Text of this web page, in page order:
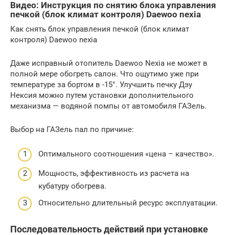
Видео: Инструкция по снятию блока управления
печкой (блок климат контроля) Daewoo nexia
Как снять блок управления печкой (блок климат
контроля) Daewoo nexia
Даже исправный отопитель Daewoo Nexia не может в
полной мере обогреть салон. Что ощутимо уже при
температуре за бортом в -15°. Улучшить печку Дэу
Нексия можно путем установки дополнительного
механизма — водяной помпы от автомобиля ГАЗель.
Выбор на ГАЗель пал по причине:
Оптимального соотношения «цена – качество».
Мощность, эффективность из расчета на
кубатуру обогрева.
Относительно длительный ресурс эксплуатации.
Последовательность действий при установке